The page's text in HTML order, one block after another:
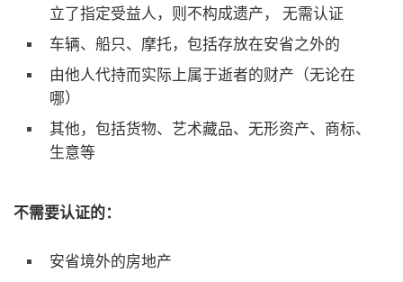
立了指定受益人，则不构成遗产， 无需认证
车辆、船只、摩托，包括存放在安省之外的
由他人代持而实际上属于逝者的财产（无论在
哪）
其他，包括货物、艺术藏品、无形资产、商标、
生意等
不需要认证的：
安省境外的房地产